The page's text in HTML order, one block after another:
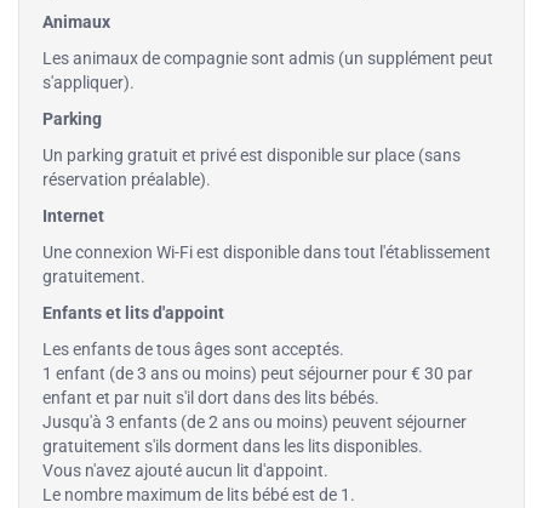
Animaux
Les animaux de compagnie sont admis (un supplément peut
s'appliquer).
Parking
Un parking gratuit et privé est disponible sur place (sans
réservation préalable).
Internet
Une connexion Wi-Fi est disponible dans tout l'établissement
gratuitement.
Enfants et lits d'appoint
Les enfants de tous âges sont acceptés.
1 enfant (de 3 ans ou moins) peut séjourner pour € 30 par
enfant et par nuit s'il dort dans des lits bébés.
Jusqu'à 3 enfants (de 2 ans ou moins) peuvent séjourner
gratuitement s'ils dorment dans les lits disponibles.
Vous n'avez ajouté aucun lit d'appoint.
Le nombre maximum de lits bébé est de 1.